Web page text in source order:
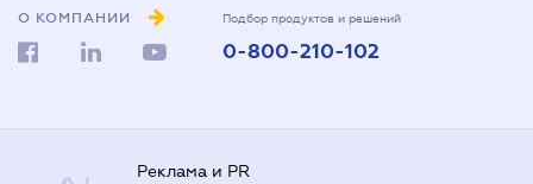
О КОМПАНИИ Подбор продуктов и решений
0-800-210-102
Реклама и PR